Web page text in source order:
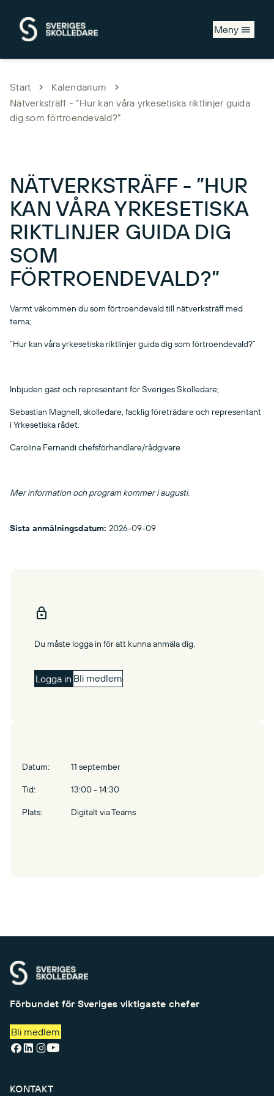
Meny
Start
Kalendarium
Nätverksträff - ”Hur kan våra yrkesetiska riktlinjer guida
dig som förtroendevald?”
Datum: 11 september
Tid: 13:00 - 14:30
Plats: Digitalt via Teams
NÄTVERKSTRÄFF - ”HUR
KAN VÅRA YRKESETISKA
RIKTLINJER GUIDA DIG
SOM
FÖRTROENDEVALD?”
Varmt väkommen du som förtroendevald till nätverksträff med
tema;
”Hur kan våra yrkesetiska riktlinjer guida dig som förtroendevald?”
Inbjuden gäst och representant för Sveriges Skolledare;
Sebastian Magnell, skolledare, facklig företrädare och representant
i Yrkesetiska rådet.
Carolina Fernandi chefsförhandlare/rådgivare
Mer information och program kommer i augusti.
Sista anmälningsdatum: 2026-09-09
Du måste logga in för att kunna anmäla dig.
Logga in Bli medlem
Förbundet för Sveriges viktigaste chefer
Bli medlem
KONTAKT